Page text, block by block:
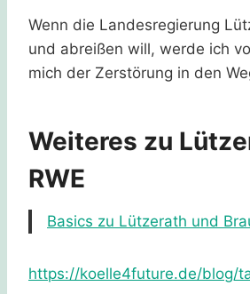
Wenn die Landesregierung
und abreißen will, werde ich
mich der Zerstörung in den
Weiteres zu
RWE
Basics zu Lützerath und
https://koelle4future.de/blog/